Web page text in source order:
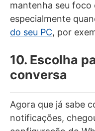
mantenha seu foco
especialmente
do seu PC, por
10. Escolha
conversa
Agora que já sabe
notificações,